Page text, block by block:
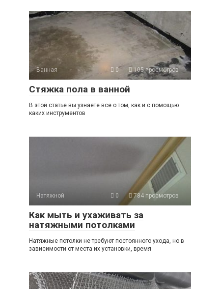
Ванная 0 105 просмотров
Стяжка пола в ванной
В этой статье вы узнаете все о том, как и с помощью
каких инструментов
Натяжной 0 784 просмотров
Как мыть и ухаживать за
натяжными потолками
Натяжные потолки не требуют постоянного ухода, но в
зависимости от места их установки, время